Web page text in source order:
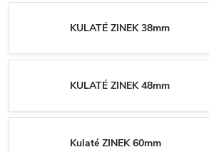
KULATÉ ZINEK 38mm
KULATÉ ZINEK 48mm
Kulaté ZINEK 60mm